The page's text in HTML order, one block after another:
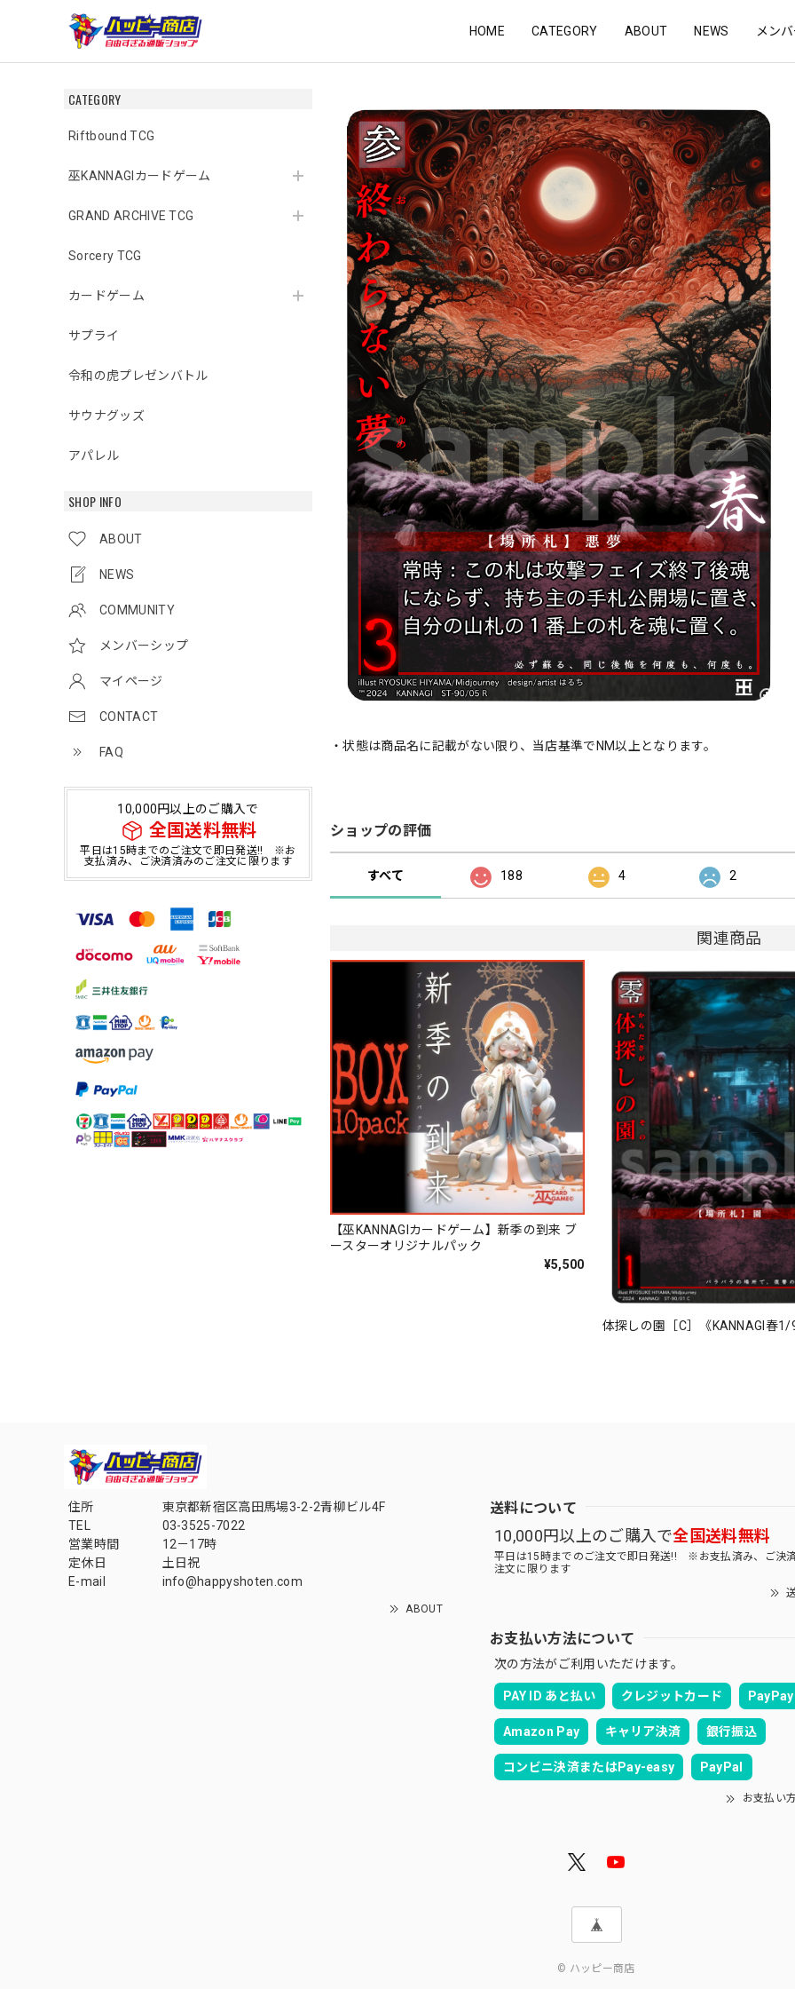
HOME CATEGORY ABOUT NEWS メン
CATEGORY
Riftbound TCG
巫KANNAGIカードゲーム
GRAND ARCHIVE TCG
Sorcery TCG
カードゲーム
サプライ
令和の虎プレゼンバトル
サウナグッズ
アパレル
SHOP INFO
ABOUT
NEWS
COMMUNITY
メンバーシップ
マイページ
CONTACT
FAQ
10,000円以上のご購入で
全国送料無料
平日は15時までのご注文で即日発送!! ※お
支払済み、ご決済済みのご注文に限ります
・状態は商品名に記載がない限り、当店基準でNM以上となります。
ショップの評価
すべて 188 4 2
関連商品
【巫KANNAGIカードゲーム】新季の到来 ブ
ースターオリジナルパック
¥5,500
体探しの園［C］《KANNAGI春1/
住所
東京都新宿区高田馬場3-2-2青柳ビル4F
TEL
03-3525-7022
営業時間
12－17時
定休日
土日祝
E-mail
info@happyshoten.com
ABOUT
送料について
10,000円以上のご購入で全国送料無料
平日は15時までのご注文で即日発送!! ※お支払済み、ご決
注文に限ります
お支払い方法について
次の方法がご利用いただけます。
PAY ID あと払い クレジットカード PayPay
Amazon Pay キャリア決済 銀行振込
コンビニ決済またはPay-easy PayPal
お支払い
© ハッピー商店